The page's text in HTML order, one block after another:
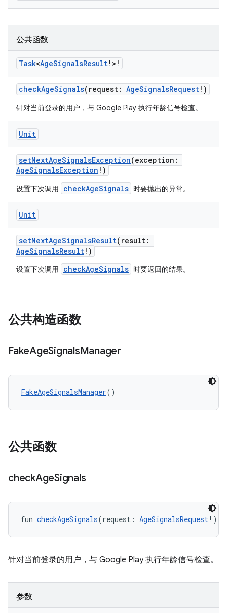
公共函数
Task<AgeSignalsResult!>!
checkAgeSignals(request: AgeSignalsRequest!)
针对当前登录的用户，与 Google Play 执行年龄信号检查。
Unit
setNextAgeSignalsException(exception:
AgeSignalsException !)
设置下次调用 checkAgeSignals 时要抛出的异常。
Unit
setNextAgeSignalsResult(result:
AgeSignalsResult!)
设置下次调用 checkAgeSignals 时要返回的结果。
公共构造函数
FakeAgeSignalsManager
FakeAgeSignalsManager()
公共函数
checkAgeSignals
fun checkAgeSignals(request: AgeSignalsRequest!):
针对当前登录的用户，与 Google Play 执行年龄信号检查。
参数